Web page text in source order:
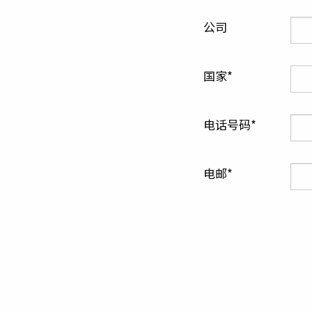
公司
国家
电话号码
电邮